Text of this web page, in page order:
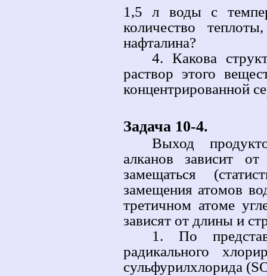
1,5 л воды с
количество
нафталина?
4. Какова
раствор этого
концентрированной
Задача 10-4.
Выход
алканов зависит
замещаться
замещения атомов
третичном атоме
зависят от длины и
1. По
радикального
сульфурилхлорида